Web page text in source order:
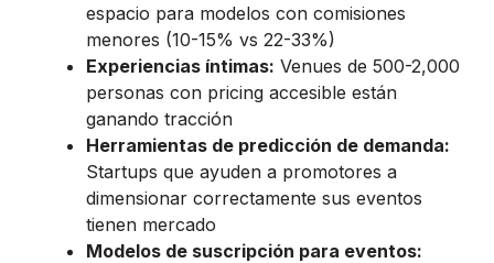
espacio para modelos con comisiones
menores (10-15% vs 22-33%)
Experiencias íntimas: Venues de 500-2,000
personas con pricing accesible están
ganando tracción
Herramientas de predicción de demanda:
Startups que ayuden a promotores a
dimensionar correctamente sus eventos
tienen mercado
Modelos de suscripción para eventos: